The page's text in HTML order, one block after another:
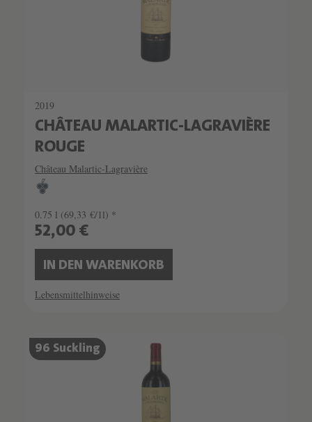
2019
CHÂTEAU MALARTIC-LAGRAVIÈRE
ROUGE
Château Malartic-Lagravière
0.75 l (69,33 €/1l) *
52,00 €
IN DEN WARENKORB
Lebensmittelhinweise
96 Suckling